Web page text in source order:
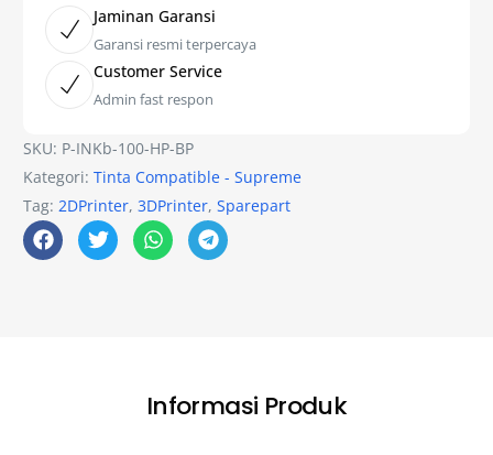
Jaminan Garansi
Garansi resmi terpercaya
Customer Service
Admin fast respon
SKU: P-INKb-100-HP-BP
Kategori:Tinta Compatible - Supreme
Tag:2DPrinter,3DPrinter,Sparepart
Informasi Produk